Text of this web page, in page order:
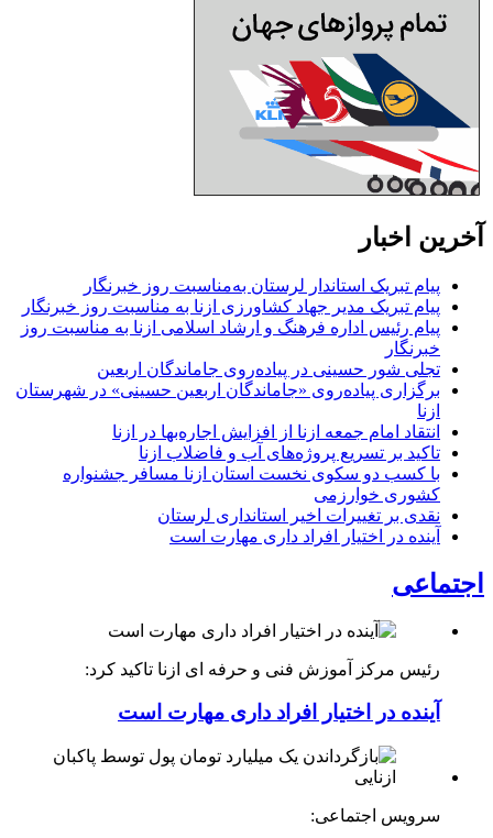
آخرین اخبار
پیام تبریک استاندار لرستان به‌مناسبت روز خبرنگار
پیام تبریک مدیر جهاد کشاورزی ازنا به مناسبت روز خبرنگار
پیام رئیس اداره فرهنگ و ارشاد اسلامی ازنا به مناسبت روز
خبرنگار
تجلی شور حسینی در پیاده‌روی جاماندگان اربعین
برگزاری پیاده‌روی «جاماندگان اربعین حسینی» در شهرستان
ازنا
انتقاد امام جمعه ازنا از افزایش اجاره‌بها در ازنا
تاکید بر تسریع پروژه‌های آب و فاضلاب ازنا
با کسب دو سکوی نخست استان ازنا مسافر جشنواره
کشوری خوارزمی
نقدی بر تغییرات اخیر استانداری لرستان
آینده در اختیار افراد داری مهارت است
اجتماعی
رئیس مرکز آموزش فنی و حرفه ای ازنا تاکید کرد:
آینده در اختیار افراد داری مهارت است
سرویس اجتماعی: